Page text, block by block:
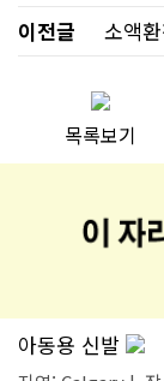
이전글
소액
목록보기
아동용 신발